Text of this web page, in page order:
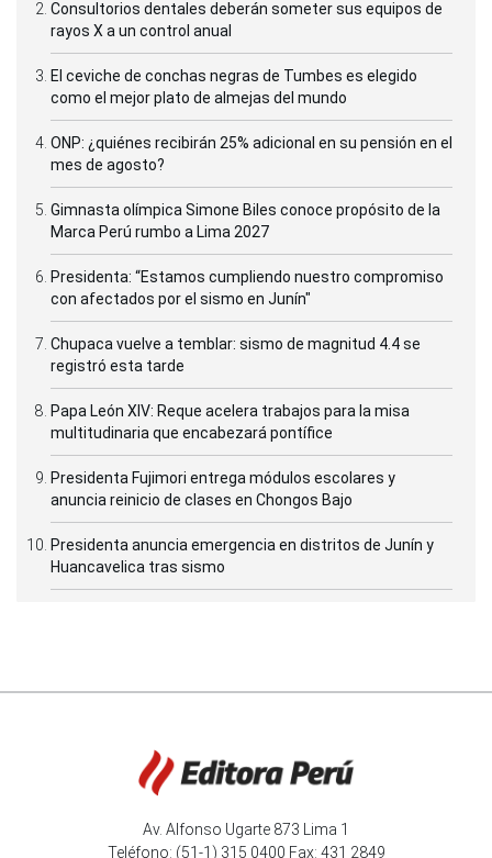
Consultorios dentales deberán someter sus equipos de
rayos X a un control anual
El ceviche de conchas negras de Tumbes es elegido
como el mejor plato de almejas del mundo
ONP: ¿quiénes recibirán 25% adicional en su pensión en el
mes de agosto?
Gimnasta olímpica Simone Biles conoce propósito de la
Marca Perú rumbo a Lima 2027
Presidenta: “Estamos cumpliendo nuestro compromiso
con afectados por el sismo en Junín"
Chupaca vuelve a temblar: sismo de magnitud 4.4 se
registró esta tarde
Papa León XIV: Reque acelera trabajos para la misa
multitudinaria que encabezará pontífice
Presidenta Fujimori entrega módulos escolares y
anuncia reinicio de clases en Chongos Bajo
Presidenta anuncia emergencia en distritos de Junín y
Huancavelica tras sismo
Av. Alfonso Ugarte 873 Lima 1
Teléfono: (51-1) 315 0400 Fax: 431 2849